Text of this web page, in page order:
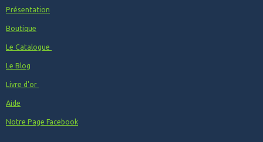
Présentation
Boutique
Le Catalogue
Le Blog
Livre d'or
Aide
Notre Page Facebook